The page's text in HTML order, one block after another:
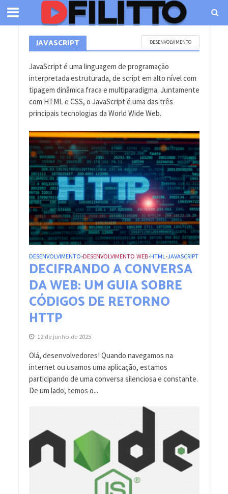
JAVASCRIPT DESENVOLVIMENTO
JavaScript é uma linguagem de programação
interpretada estruturada, de script em alto nível com
tipagem dinâmica fraca e multiparadigma. Juntamente
com HTML e CSS, o JavaScript é uma das três
principais tecnologias da World Wide Web.
DESENVOLVIMENTO•DESENVOLVIMENTO WEB•HTML •JAVASCRIPT
DECIFRANDO A CONVERSA
DA WEB: UM GUIA SOBRE
CÓDIGOS DE RETORNO
HTTP
12 de junho de 2025
Olá, desenvolvedores! Quando navegamos na
internet ou usamos uma aplicação, estamos
participando de uma conversa silenciosa e constante.
De um lado, temos o...